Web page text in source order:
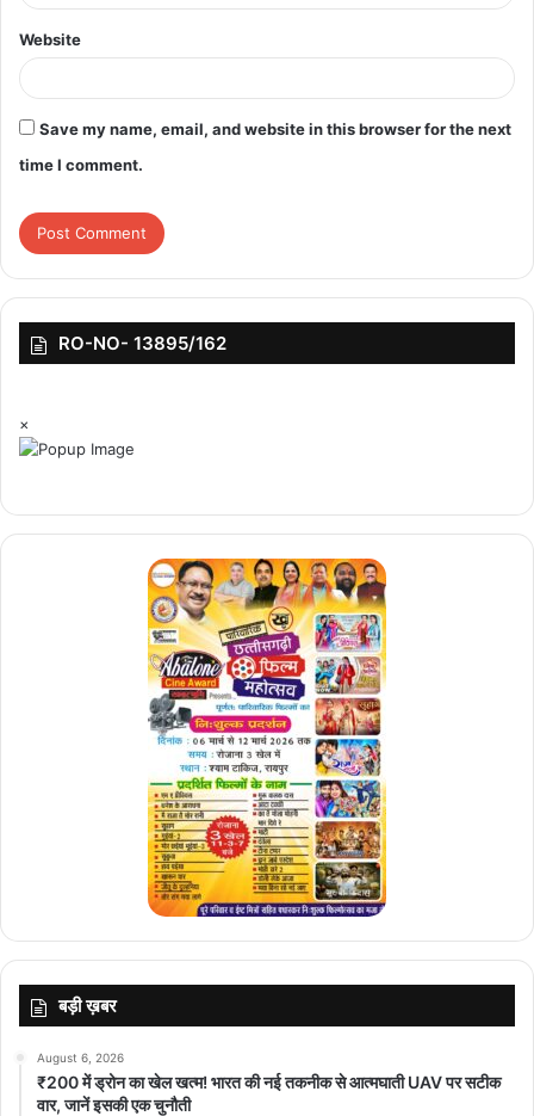
Website
Save my name, email, and website in this browser for the next
time I comment.
RO-NO- 13895/162
×
बड़ी ख़बर
August 6, 2026
₹200 में ड्रोन का खेल खत्म! भारत की नई तकनीक से आत्मघाती UAV पर सटीक
वार, जानें इसकी एक चुनौती